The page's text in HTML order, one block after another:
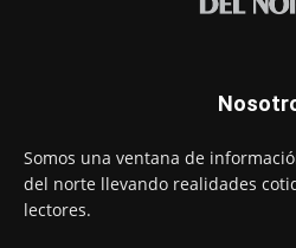
Somos una ventana de
del norte llevando realidades
lectores.